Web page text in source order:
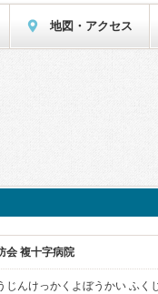
地図・アクセス
会 複十字病院
じんけっかくよぼうかい ふく